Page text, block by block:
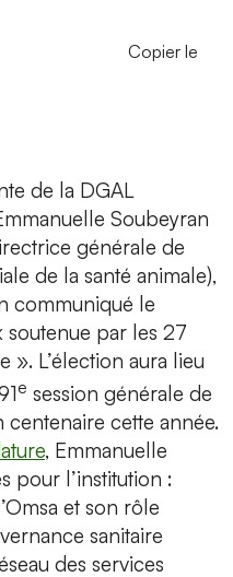
Copier le
de la DGAL
Soubeyran
générale de
de la santé animale),
communiqué le
par les 27
». L’élection aura lieu
e session générale de
centenaire cette année.
, Emmanuelle
pour l’institution :
et son rôle
sanitaire
des services